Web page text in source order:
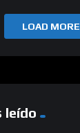
LOAD MORE
leído